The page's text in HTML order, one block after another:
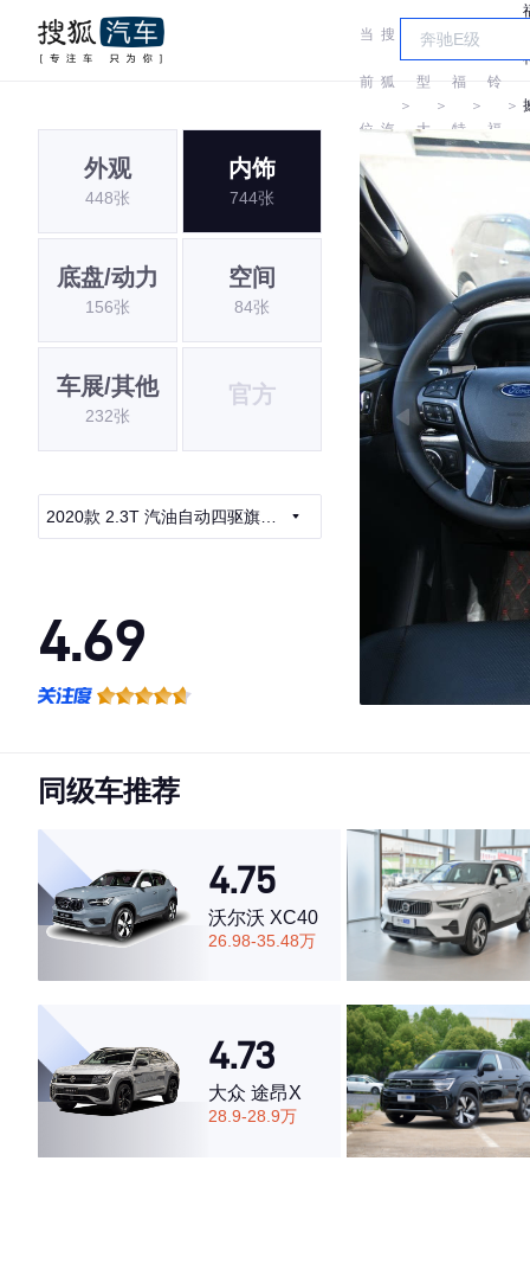
当
前
位
置:
搜
狐
汽
＞
车
型
大
＞
福
特
＞
铃
福
＞
外观
448张
内饰
744张
底盘/动力
156张
空间
84张
车展/其他
232张
官方
2020款 2.3T 汽油自动四驱旗舰
4.69
·空间表现较为优秀，优于53%同级车
同级车推荐
4.75
沃尔沃 XC40
26.98-35.48万
4.73
大众 途昂X
28.9-28.9万